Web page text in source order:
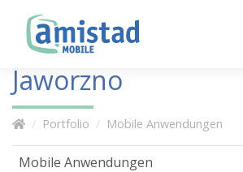
Jaworzno
Portfolio Mobile Anwendungen
Mobile Anwendungen